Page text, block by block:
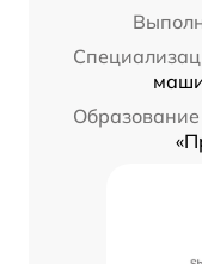
Образование